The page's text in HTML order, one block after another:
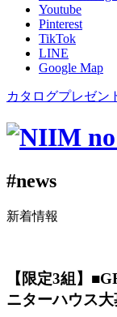
Youtube
Pinterest
TikTok
LINE
Google Map
カタログプレゼン
#news
新着情報
【限定3組】
ニターハウス大